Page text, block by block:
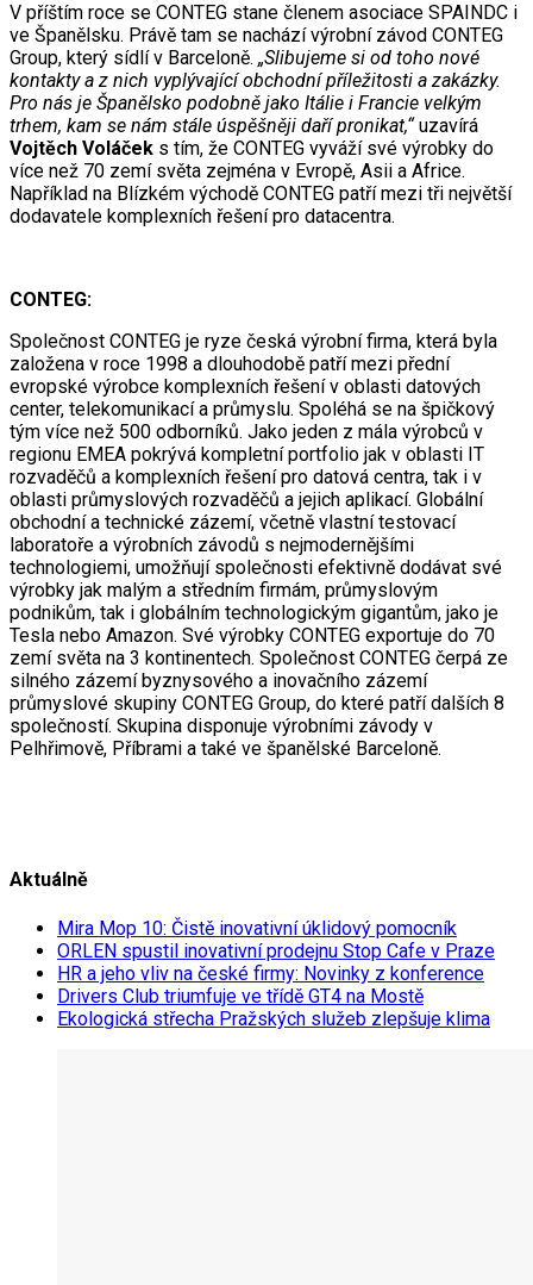
V příštím roce se CONTEG stane členem asociace SPAINDC i
ve Španělsku. Právě tam se nachází výrobní závod CONTEG
Group, který sídlí v Barceloně. „Slibujeme si od toho nové
kontakty a z nich vyplývající obchodní příležitosti a zakázky.
Pro nás je Španělsko podobně jako Itálie i Francie velkým
trhem, kam se nám stále úspěšněji daří pronikat,“ uzavírá
Vojtěch Voláček s tím, že CONTEG vyváží své výrobky do
více než 70 zemí světa zejména v Evropě, Asii a Africe.
Například na Blízkém východě CONTEG patří mezi tři největší
dodavatele komplexních řešení pro datacentra.
CONTEG:
Společnost CONTEG je ryze česká výrobní firma, která byla
založena v roce 1998 a dlouhodobě patří mezi přední
evropské výrobce komplexních řešení v oblasti datových
center, telekomunikací a průmyslu. Spoléhá se na špičkový
tým více než 500 odborníků. Jako jeden z mála výrobců v
regionu EMEA pokrývá kompletní portfolio jak v oblasti IT
rozvaděčů a komplexních řešení pro datová centra, tak i v
oblasti průmyslových rozvaděčů a jejich aplikací. Globální
obchodní a technické zázemí, včetně vlastní testovací
laboratoře a výrobních závodů s nejmodernějšími
technologiemi, umožňují společnosti efektivně dodávat své
výrobky jak malým a středním firmám, průmyslovým
podnikům, tak i globálním technologickým gigantům, jako je
Tesla nebo Amazon. Své výrobky CONTEG exportuje do 70
zemí světa na 3 kontinentech. Společnost CONTEG čerpá ze
silného zázemí byznysového a inovačního zázemí
průmyslové skupiny CONTEG Group, do které patří dalších 8
společností. Skupina disponuje výrobními závody v
Pelhřimově, Příbrami a také ve španělské Barceloně.
Aktuálně
Mira Mop 10: Čistě inovativní úklidový pomocník
ORLEN spustil inovativní prodejnu Stop Cafe v Praze
HR a jeho vliv na české firmy: Novinky z konference
Drivers Club triumfuje ve třídě GT4 na Mostě
Ekologická střecha Pražských služeb zlepšuje klima